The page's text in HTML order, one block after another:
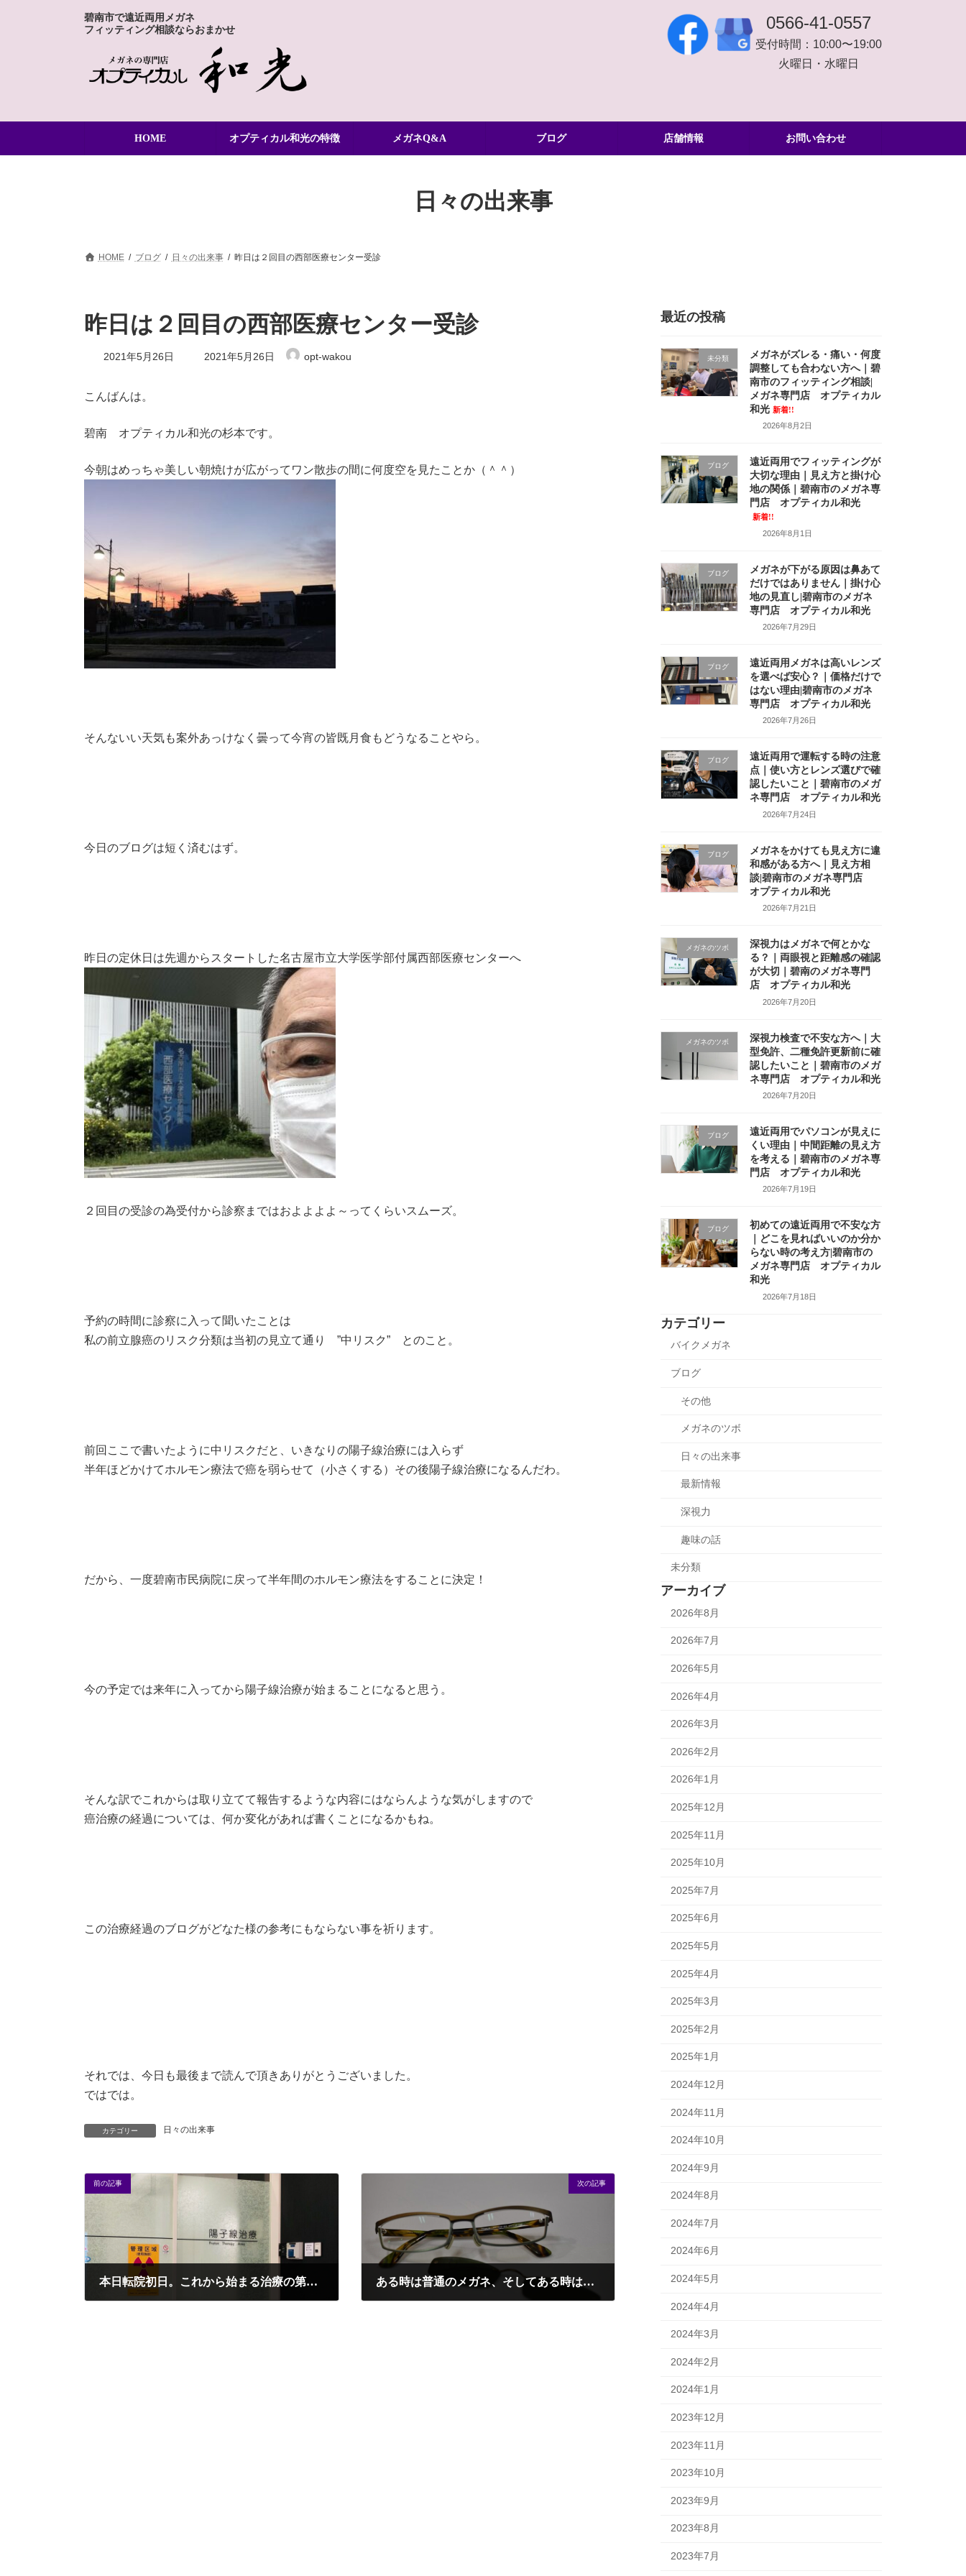
碧南市で遠近両用メガネ
フィッティング相談ならおまかせ
0566-41-0557
受付時間：10:00〜19:00
火曜日・水曜日
HOME オプティカル和光の特徴 メガネQ&A ブログ 店舗情報 お問い合わせ
日々の出来事
HOME ブログ 日々の出来事 昨日は２回目の西部医療センター受診
昨日は２回目の西部医療センター受診
2021年5月26日
最
終
:
2021年5月26日 opt-wakou
こんばんは。
碧南 オプティカル和光の杉本です。
今朝はめっちゃ美しい朝焼けが広がってワン散歩の間に何度空を見たことか（＾＾）
そんないい天気も案外あっけなく曇って今宵の皆既月食もどうなることやら。
今日のブログは短く済むはず。
昨日の定休日は先週からスタートした名古屋市立大学医学部付属西部医療センターへ
２回目の受診の為受付から診察まではおよよよよ～ってくらいスムーズ。
予約の時間に診察に入って聞いたことは
私の前立腺癌のリスク分類は当初の見立て通り ”中リスク” とのこと。
前回ここで書いたように中リスクだと、いきなりの陽子線治療には入らず
半年ほどかけてホルモン療法で癌を弱らせて（小さくする）その後陽子線治療になるんだわ。
だから、一度碧南市民病院に戻って半年間のホルモン療法をすることに決定！
今の予定では来年に入ってから陽子線治療が始まることになると思う。
そんな訳でこれからは取り立てて報告するような内容にはならんような気がしますので
癌治療の経過については、何か変化があれば書くことになるかもね。
この治療経過のブログがどなた様の参考にもならない事を祈ります。
それでは、今日も最後まで読んで頂きありがとうございました。
ではでは。
カテゴリー 日々の出来事
前の記事
本日転院初日。これから始まる治療の第一歩はどんな話が待っているのか？
次の記事
ある時は普通のメガネ、そしてある時は偏光サングラス。そんな魔法があるんです！
最近の投稿
未分類
メガネがズレる・痛い・何度
調整しても合わない方へ｜碧
南市のフィッティング相談|
メガネ専門店 オプティカル
和光 新着!!
2026年8月2日
ブログ
遠近両用でフィッティングが
大切な理由｜見え方と掛け心
地の関係｜碧南市のメガネ専
門店 オプティカル和光
新着!!
2026年8月1日
ブログ
メガネが下がる原因は鼻あて
だけではありません｜掛け心
地の見直し|碧南市のメガネ
専門店 オプティカル和光
2026年7月29日
ブログ
遠近両用メガネは高いレンズ
を選べば安心？｜価格だけで
はない理由|碧南市のメガネ
専門店 オプティカル和光
2026年7月26日
ブログ
遠近両用で運転する時の注意
点｜使い方とレンズ選びで確
認したいこと｜碧南市のメガ
ネ専門店 オプティカル和光
2026年7月24日
ブログ
メガネをかけても見え方に違
和感がある方へ｜見え方相
談|碧南市のメガネ専門店
オプティカル和光
2026年7月21日
メガネのツボ
深視力はメガネで何とかな
る？｜両眼視と距離感の確認
が大切｜碧南のメガネ専門
店 オプティカル和光
2026年7月20日
メガネのツボ
深視力検査で不安な方へ｜大
型免許、二種免許更新前に確
認したいこと｜碧南市のメガ
ネ専門店 オプティカル和光
2026年7月20日
ブログ
遠近両用でパソコンが見えに
くい理由｜中間距離の見え方
を考える｜碧南市のメガネ専
門店 オプティカル和光
2026年7月19日
ブログ
初めての遠近両用で不安な方
｜どこを見ればいいのか分か
らない時の考え方|碧南市の
メガネ専門店 オプティカル
和光
2026年7月18日
カテゴリー
バイクメガネ
ブログ
その他
メガネのツボ
日々の出来事
最新情報
深視力
趣味の話
未分類
アーカイブ
2026年8月
2026年7月
2026年5月
2026年4月
2026年3月
2026年2月
2026年1月
2025年12月
2025年11月
2025年10月
2025年7月
2025年6月
2025年5月
2025年4月
2025年3月
2025年2月
2025年1月
2024年12月
2024年11月
2024年10月
2024年9月
2024年8月
2024年7月
2024年6月
2024年5月
2024年4月
2024年3月
2024年2月
2024年1月
2023年12月
2023年11月
2023年10月
2023年9月
2023年8月
2023年7月